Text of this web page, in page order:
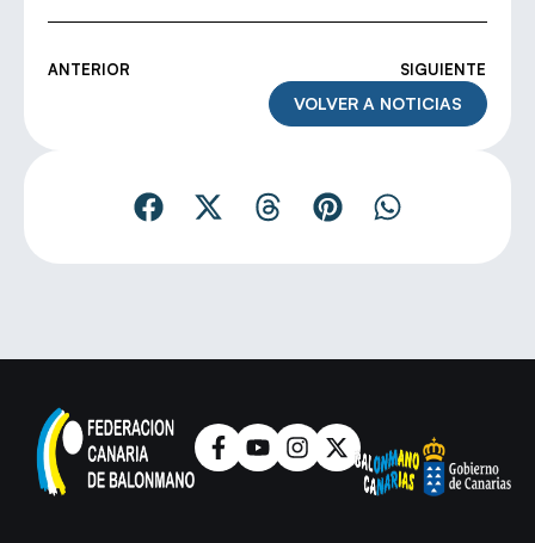
ANTERIOR SIGUIENTE
VOLVER A NOTICIAS